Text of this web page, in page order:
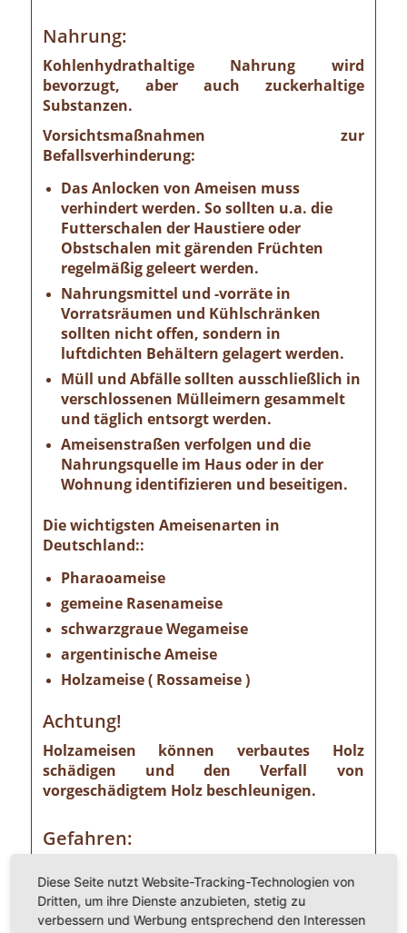
Nahrung:
Kohlenhydrathaltige Nahrung wird
bevorzugt, aber auch zuckerhaltige
Substanzen.
Vorsichtsmaßnahmen zur
Befallsverhinderung:
Das Anlocken von Ameisen muss
verhindert werden. So sollten u.a. die
Futterschalen der Haustiere oder
Obstschalen mit gärenden Früchten
regelmäßig geleert werden.
Nahrungsmittel und -vorräte in
Vorratsräumen und Kühlschränken
sollten nicht offen, sondern in
luftdichten Behältern gelagert werden.
Müll und Abfälle sollten ausschließlich in
verschlossenen Mülleimern gesammelt
und täglich entsorgt werden.
Ameisenstraßen verfolgen und die
Nahrungsquelle im Haus oder in der
Wohnung identifizieren und beseitigen.
Die wichtigsten Ameisenarten in
Deutschland::
Pharaoameise
gemeine Rasenameise
schwarzgraue Wegameise
argentinische Ameise
Holzameise ( Rossameise )
Achtung!
Holzameisen können verbautes Holz
schädigen und den Verfall von
vorgeschädigtem Holz beschleunigen.
Gefahren:
sollte die Gefahr ernst nehmen. Einige
Ameisenarten sind nämlich Vorrats- und
Materialschädlinge, von denen ein nicht zu
Diese Seite nutzt Website-Tracking-Technologien von
Dritten, um ihre Dienste anzubieten, stetig zu
verbessern und Werbung entsprechend den Interessen